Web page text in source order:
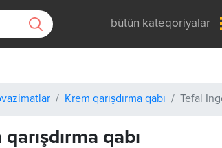
bütün kateqoriyalar
Krem qarışdırma qabı Tefal
qabı